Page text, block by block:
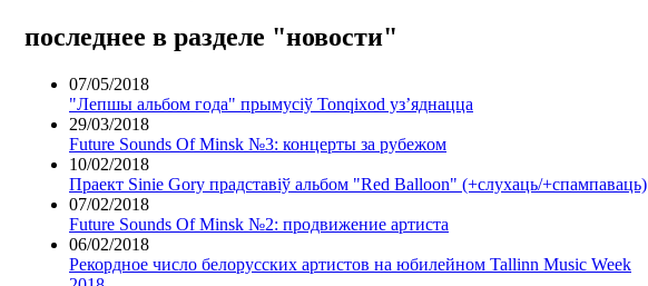
последнее в разделе "новости"
07/05/2018
"Лепшы альбом года" прымусіў Tonqixod уз’яднацца
29/03/2018
Future Sounds Of Minsk №3: концерты за рубежом
10/02/2018
Праект Sinie Gory прадставіў альбом "Red Balloon" (+слухаць/+спампаваць)
07/02/2018
Future Sounds Of Minsk №2: продвижение артиста
06/02/2018
Рекордное число белорусских артистов на юбилейном Tallinn Music Week